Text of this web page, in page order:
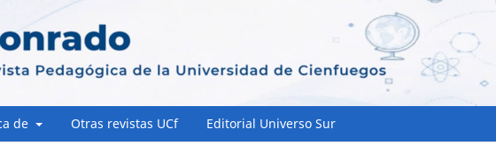
de Otras revistas UCf Editorial Universo Sur